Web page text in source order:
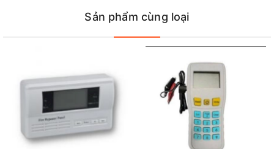
Sản phẩm cùng loại